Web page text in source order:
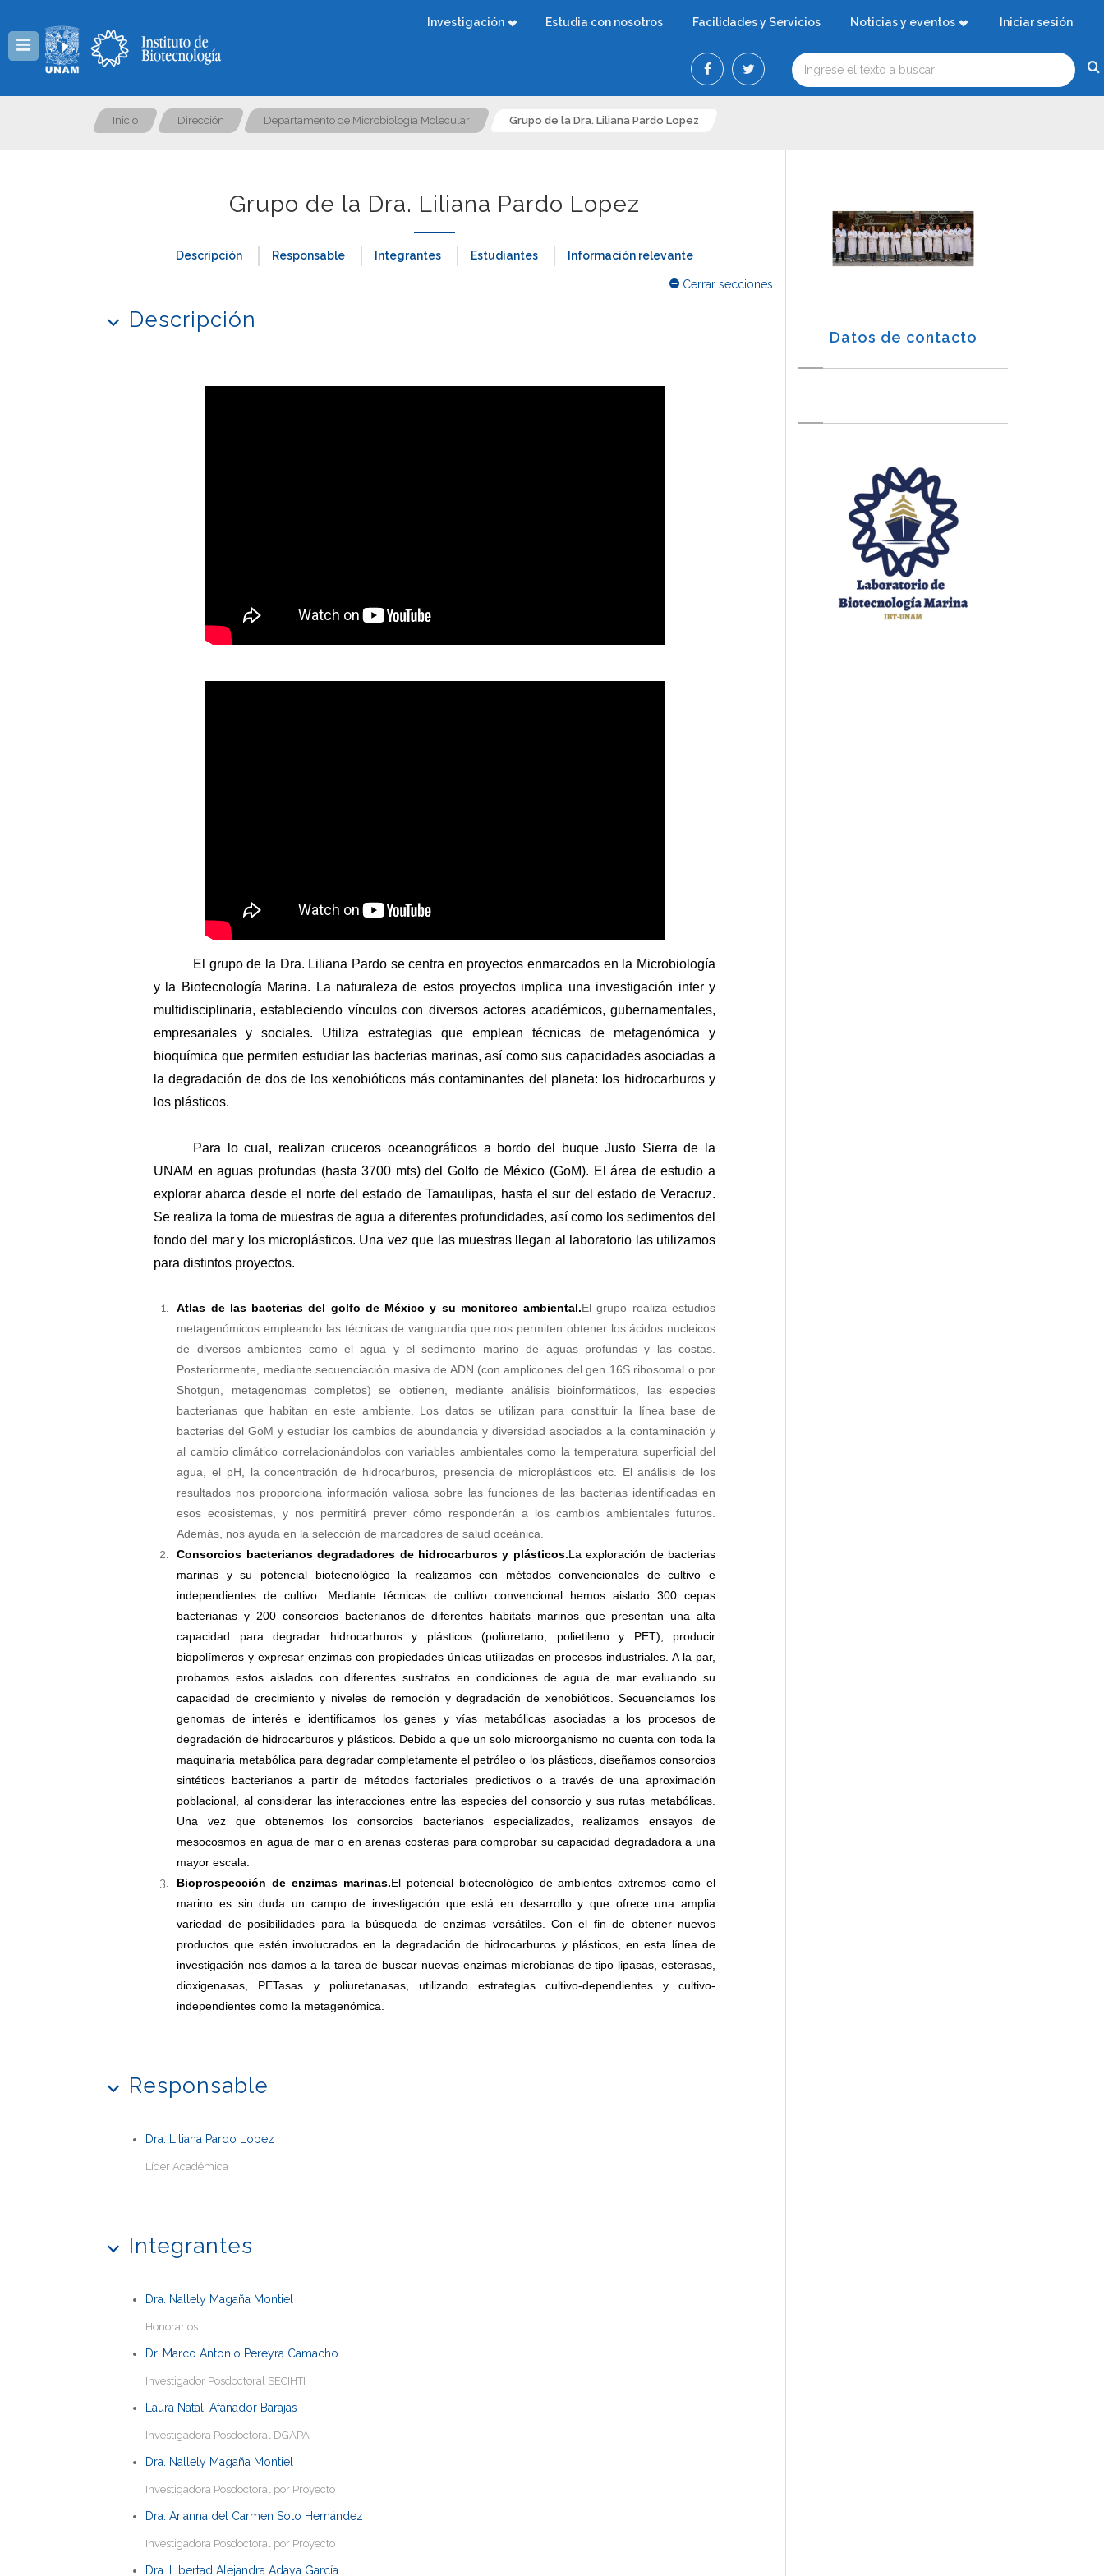
Investigación Estudia con nosotros Facilidades y Servicios Noticias y eventos Iniciar sesión
Inicio Dirección Departamento de Microbiología Molecular Grupo de la Dra. Liliana Pardo Lopez
Grupo de la Dra. Liliana Pardo Lopez
Descripción Responsable Integrantes Estudiantes Información relevante
Cerrar secciones
Descripción
El grupo de la Dra. Liliana Pardo se centra en proyectos enmarcados en la Microbiología
y la Biotecnología Marina. La naturaleza de estos proyectos implica una investigación inter y
multidisciplinaria, estableciendo vínculos con diversos actores académicos, gubernamentales,
empresariales y sociales. Utiliza estrategias que emplean técnicas de metagenómica y
bioquímica que permiten estudiar las bacterias marinas, así como sus capacidades asociadas a
la degradación de dos de los xenobióticos más contaminantes del planeta: los hidrocarburos y
los plásticos.
Para lo cual, realizan cruceros oceanográficos a bordo del buque Justo Sierra de la
UNAM en aguas profundas (hasta 3700 mts) del Golfo de México (GoM). El área de estudio a
explorar abarca desde el norte del estado de Tamaulipas, hasta el sur del estado de Veracruz.
Se realiza la toma de muestras de agua a diferentes profundidades, así como los sedimentos del
fondo del mar y los microplásticos. Una vez que las muestras llegan al laboratorio las utilizamos
para distintos proyectos.
Atlas de las bacterias del golfo de México y su monitoreo ambiental.El grupo realiza estudios
metagenómicos empleando las técnicas de vanguardia que nos permiten obtener los ácidos nucleicos
de diversos ambientes como el agua y el sedimento marino de aguas profundas y las costas.
Posteriormente, mediante secuenciación masiva de ADN (con amplicones del gen 16S ribosomal o por
Shotgun, metagenomas completos) se obtienen, mediante análisis bioinformáticos, las especies
bacterianas que habitan en este ambiente. Los datos se utilizan para constituir la línea base de
bacterias del GoM y estudiar los cambios de abundancia y diversidad asociados a la contaminación y
al cambio climático correlacionándolos con variables ambientales como la temperatura superficial del
agua, el pH, la concentración de hidrocarburos, presencia de microplásticos etc. El análisis de los
resultados nos proporciona información valiosa sobre las funciones de las bacterias identificadas en
esos ecosistemas, y nos permitirá prever cómo responderán a los cambios ambientales futuros.
Además, nos ayuda en la selección de marcadores de salud oceánica.
Consorcios bacterianos degradadores de hidrocarburos y plásticos.La exploración de bacterias
marinas y su potencial biotecnológico la realizamos con métodos convencionales de cultivo e
independientes de cultivo. Mediante técnicas de cultivo convencional hemos aislado 300 cepas
bacterianas y 200 consorcios bacterianos de diferentes hábitats marinos que presentan una alta
capacidad para degradar hidrocarburos y plásticos (poliuretano, polietileno y PET), producir
biopolímeros y expresar enzimas con propiedades únicas utilizadas en procesos industriales. A la par,
probamos estos aislados con diferentes sustratos en condiciones de agua de mar evaluando su
capacidad de crecimiento y niveles de remoción y degradación de xenobióticos. Secuenciamos los
genomas de interés e identificamos los genes y vías metabólicas asociadas a los procesos de
degradación de hidrocarburos y plásticos. Debido a que un solo microorganismo no cuenta con toda la
maquinaria metabólica para degradar completamente el petróleo o los plásticos, diseñamos consorcios
sintéticos bacterianos a partir de métodos factoriales predictivos o a través de una aproximación
poblacional, al considerar las interacciones entre las especies del consorcio y sus rutas metabólicas.
Una vez que obtenemos los consorcios bacterianos especializados, realizamos ensayos de
mesocosmos en agua de mar o en arenas costeras para comprobar su capacidad degradadora a una
mayor escala.
Bioprospección de enzimas marinas.El potencial biotecnológico de ambientes extremos como el
marino es sin duda un campo de investigación que está en desarrollo y que ofrece una amplia
variedad de posibilidades para la búsqueda de enzimas versátiles. Con el fin de obtener nuevos
productos que estén involucrados en la degradación de hidrocarburos y plásticos, en esta línea de
investigación nos damos a la tarea de buscar nuevas enzimas microbianas de tipo lipasas, esterasas,
dioxigenasas, PETasas y poliuretanasas, utilizando estrategias cultivo-dependientes y cultivo-
independientes como la metagenómica.
Responsable
Dra. Liliana Pardo Lopez
Líder Académica
Integrantes
Dra. Nallely Magaña Montiel
Honorarios
Dr. Marco Antonio Pereyra Camacho
Investigador Posdoctoral SECIHTI
Laura Natali Afanador Barajas
Investigadora Posdoctoral DGAPA
Dra. Nallely Magaña Montiel
Investigadora Posdoctoral por Proyecto
Dra. Arianna del Carmen Soto Hernández
Investigadora Posdoctoral por Proyecto
Dra. Libertad Alejandra Adaya García
Datos de contacto